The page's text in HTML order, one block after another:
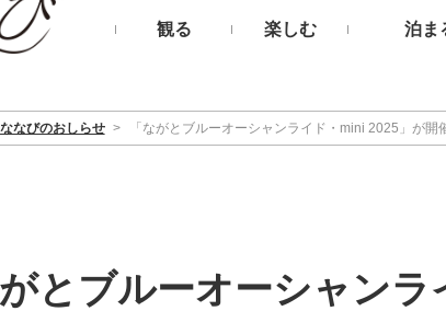
観る 楽しむ 泊ま
ななびのおしらせ > 「ながとブルーオーシャンライド・mini 2025」が開
がとブルーオーシャン